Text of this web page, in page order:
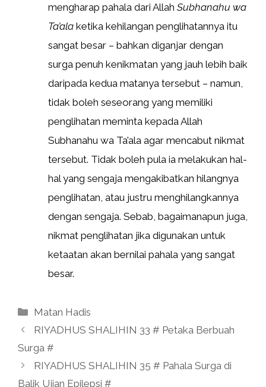
mengharap pahala dari Allah Subhanahu wa
Ta’ala ketika kehilangan penglihatannya itu
sangat besar – bahkan diganjar dengan
surga penuh kenikmatan yang jauh lebih baik
daripada kedua matanya tersebut – namun,
tidak boleh seseorang yang memiliki
penglihatan meminta kepada Allah
Subhanahu wa Ta’ala agar mencabut nikmat
tersebut. Tidak boleh pula ia melakukan hal-
hal yang sengaja mengakibatkan hilangnya
penglihatan, atau justru menghilangkannya
dengan sengaja. Sebab, bagaimanapun juga,
nikmat penglihatan jika digunakan untuk
ketaatan akan bernilai pahala yang sangat
besar.
Kategori
Matan Hadis
RIYADHUS SHALIHIN 33 # Petaka Berbuah
Surga #
RIYADHUS SHALIHIN 35 # Pahala Surga di
Balik Ujian Epilepsi #